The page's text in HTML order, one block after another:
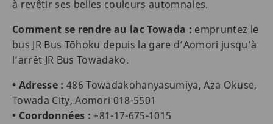
à revêtir ses belles couleurs automnales.
Comment se rendre au lac Towada : empruntez le
bus JR Bus Tōhoku depuis la gare d’Aomori jusqu’à
l’arrêt JR Bus Towadako.
• Adresse : 486 Towadakohanyasumiya, Aza Okuse,
Towada City, Aomori 018-5501
• Coordonnées : +81-17-675-1015